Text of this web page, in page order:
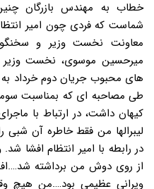
خطاب به مهندس بازرگان
شماست که فردی چون امیر
معاونت نخست وزیر و
میرحسین موسوی، نخست
طی مصاحبه ای که بمناسبت
کیهان داشت، در ارتباط با
لیبرالها من فقط خاطره آن شبی
در رابطه با امیر انتظام افشا
از روی دوش من برداشته
ویرانی عظیمی بود….من